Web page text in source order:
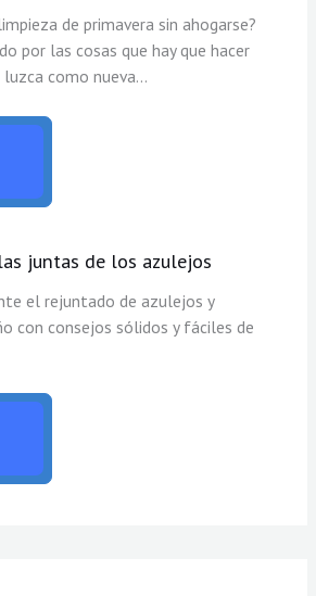
de primavera sin ahogarse?
por las cosas que hay que hacer
luzca como nueva…
juntas de los azulejos
el rejuntado de azulejos y
con consejos sólidos y fáciles de